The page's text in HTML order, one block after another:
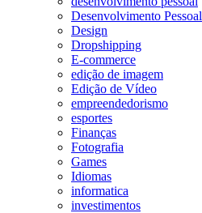
Desenvolvimento Pessoal
Design
Dropshipping
E-commerce
edição de imagem
Edição de Vídeo
empreendedorismo
esportes
Finanças
Fotografia
Games
Idiomas
informatica
investimentos